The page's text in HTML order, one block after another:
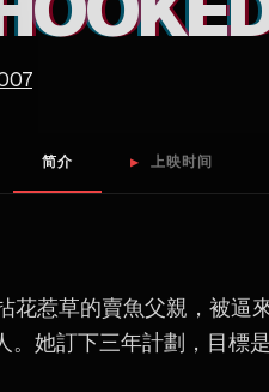
简介 ▶ 上映时间
花惹草的賣魚父親，被
。她訂下三年計劃，目標